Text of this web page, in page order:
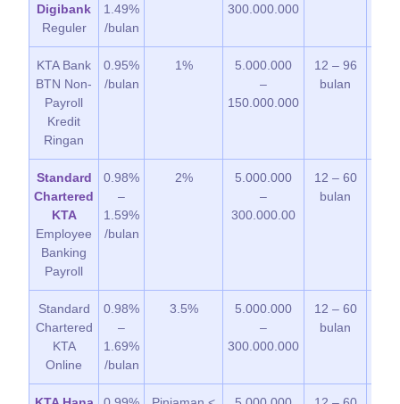
Digibank
Reguler
1.49%
/bulan
300.000.000
KTA Bank
BTN Non-
Payroll
Kredit
Ringan
0.95%
/bulan
1%
5.000.000
–
150.000.000
12 – 96
bulan
Standard
Chartered
KTA
Employee
Banking
Payroll
0.98%
–
1.59%
/bulan
2%
5.000.000
–
300.000.00
12 – 60
bulan
Standard
Chartered
KTA
Online
0.98%
–
1.69%
/bulan
3.5%
5.000.000
–
300.000.000
12 – 60
bulan